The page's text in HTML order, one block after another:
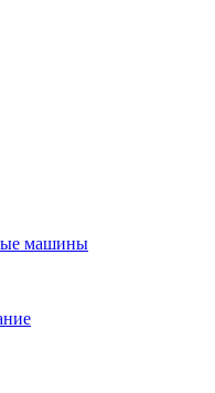
машины